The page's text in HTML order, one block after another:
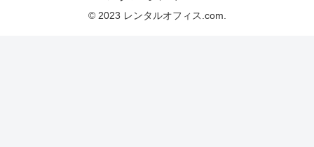
© 2023 レンタルオフィス.com.